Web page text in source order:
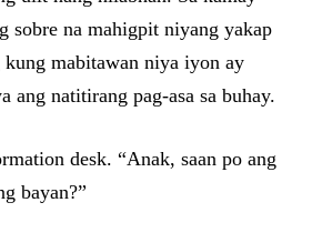
sobre na mahigpit niyang yakap
kung mabitawan niya iyon ay
ang natitirang pag-asa sa buhay.
desk. “Anak, saan po ang
bayan?”